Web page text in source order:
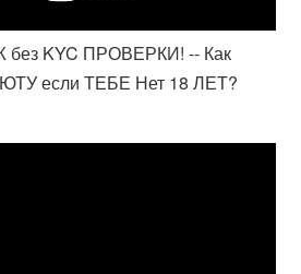
KYC ПРОВЕРКИ! -- Как
если ТЕБЕ Нет 18 ЛЕТ?